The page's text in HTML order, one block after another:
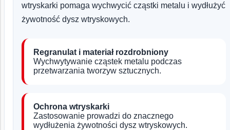
wtryskarki pomaga wychwycić cząstki metalu i wydłużyć
żywotność dysz wtryskowych.
Regranulat i materiał rozdrobniony
Wychwytywanie cząstek metalu podczas
przetwarzania tworzyw sztucznych.
Ochrona wtryskarki
Zastosowanie prowadzi do znacznego
wydłużenia żywotności dysz wtryskowych.